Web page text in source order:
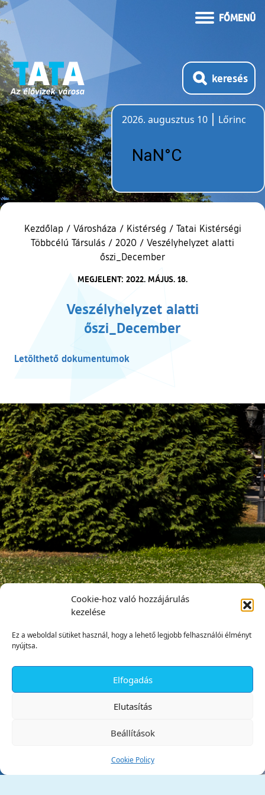
Cookie-hoz való hozzájárulás
kezelése
Ez a weboldal sütiket használ, hogy a lehető legjobb felhasználói élményt
nyújtsa.
Elfogadás
Elutasítás
Beállítások
Cookie Policy
FŐMENÜ
keresés
2026. augusztus 10
Lőrinc
Kezdőlap / Városháza / Kistérség / Tatai Kistérségi
Többcélú Társulás / 2020 / Veszélyhelyzet alatti
őszi_December
MEGJELENT: 2022. MÁJUS. 18.
Veszélyhelyzet alatti
őszi_December
Letölthető dokumentumok
Tata Város Önkormányzata
✕